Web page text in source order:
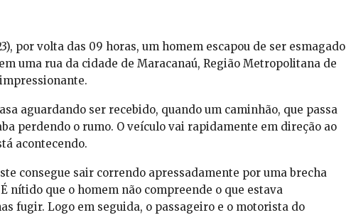
por volta das 09 horas, um homem escapou de ser esmagado
uma rua da cidade de Maracanaú, Região Metropolitana de
aguardando ser recebido, quando um caminhão, que passa
perdendo o rumo. O veículo vai rapidamente em direção ao
acontecendo.
consegue sair correndo apressadamente por uma brecha
nítido que o homem não compreende o que estava
fugir. Logo em seguida, o passageiro e o motorista do